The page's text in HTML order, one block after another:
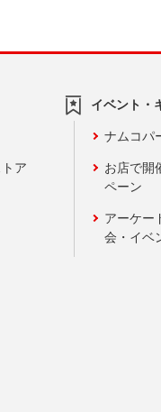
ア
イベント・
ナムコパ
お店で開
ペーン
アーケー
会・イベ